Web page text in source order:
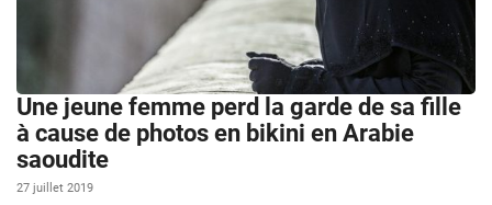
Une jeune femme perd la garde de sa fille
à cause de photos en bikini en Arabie
saoudite
27 juillet 2019